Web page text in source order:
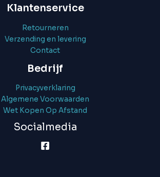
Klantenservice
Retourneren
Verzending en levering
Contact
Bedrijf
Privacyverklaring
Algemene Voorwaarden
Wet Kopen Op Afstand
Socialmedia